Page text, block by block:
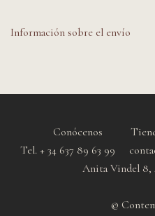
Información sobre el envío
Conócenos
Tel. + 34 637 89 63 99
Anita Vindel 8,
©